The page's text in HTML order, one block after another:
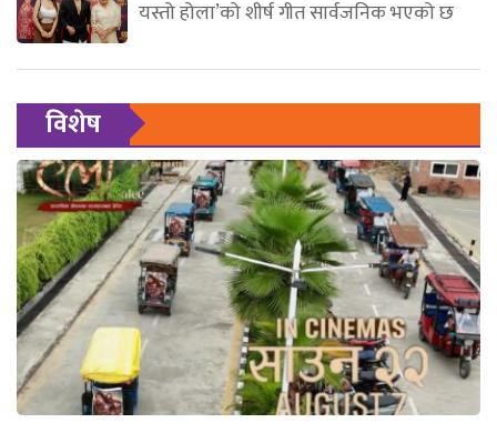
यस्तो होला’को शीर्ष गीत सार्वजनिक भएको छ
विशेष